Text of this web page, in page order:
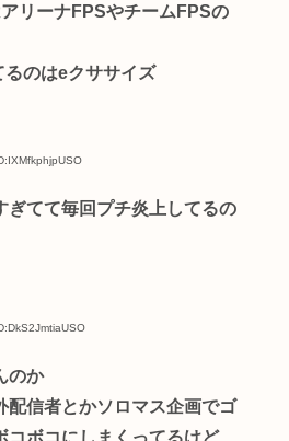
リーナFPSやチームFPSの
のはeクササイズ
ぎてて毎回プチ炎上してるの
のか
配信者とかソロマス企画でゴ